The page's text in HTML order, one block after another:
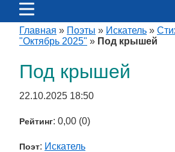
Главная » Поэты » Искатель »
"Октябрь 2025" » Под крышей
Под крышей
22.10.2025 18:50
Рейтинг: 0,00 (0)
Поэт: Искатель